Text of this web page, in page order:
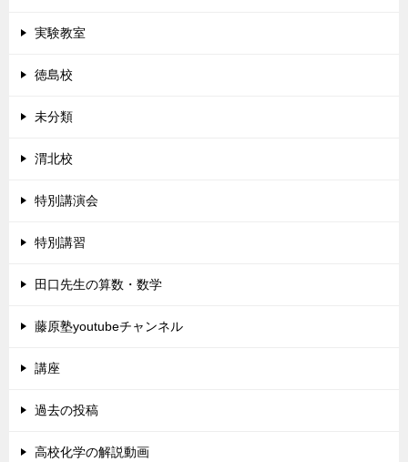
実験教室
徳島校
未分類
渭北校
特別講演会
特別講習
田口先生の算数・数学
藤原塾youtubeチャンネル
講座
過去の投稿
高校化学の解説動画